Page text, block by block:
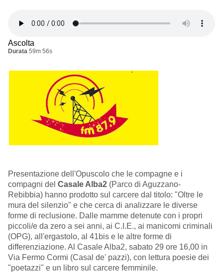
Ascolta
Durata 59m 56s
Presentazione dell'Opuscolo che le compagne e i
compagni del Casale Alba2 (Parco di Aguzzano-
Rebibbia) hanno prodotto sul carcere dal titolo: "Oltre le
mura del silenzio" e che cerca di analizzare le diverse
forme di reclusione. Dalle mamme detenute con i propri
piccoli/e da zero a sei anni, ai C.I.E., ai manicomi criminali
(OPG), all'ergastolo, al 41bis e le altre forme di
differenziazione. Al Casale Alba2, sabato 29 ore 16,00 in
Via Fermo Cormi (Casal de' pazzi), con lettura poesie dei
"poetazzi" e un libro sul carcere femminile.